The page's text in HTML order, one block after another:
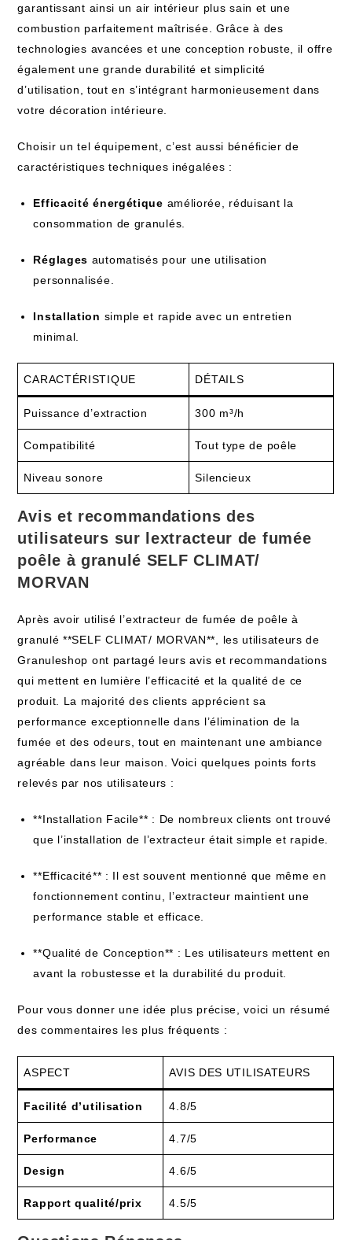
garantissant ainsi un air intérieur plus sain et une
combustion parfaitement maîtrisée. Grâce à des
technologies avancées et une conception robuste, il offre
également une grande durabilité et simplicité
d’utilisation, tout en s’intégrant harmonieusement dans
votre décoration intérieure.
Choisir un tel équipement, c’est aussi bénéficier de
caractéristiques techniques inégalées :
Efficacité énergétique améliorée, réduisant la
consommation de granulés.
Réglages automatisés pour une utilisation
personnalisée.
Installation simple et rapide avec un entretien
minimal.
CARACTÉRISTIQUE DÉTAILS
Puissance d’extraction 300 m³/h
Compatibilité Tout type de poêle
Niveau sonore Silencieux
Avis et recommandations des
utilisateurs sur lextracteur de fumée
poêle à granulé SELF CLIMAT/
MORVAN
Après avoir utilisé l’extracteur de fumée de poêle à
granulé **SELF CLIMAT/ MORVAN**, les utilisateurs de
Granuleshop ont partagé leurs avis et recommandations
qui mettent en lumière l’efficacité et la qualité de ce
produit. La majorité des clients apprécient sa
performance exceptionnelle dans l’élimination de la
fumée et des odeurs, tout en maintenant une ambiance
agréable dans leur maison. Voici quelques points forts
relevés par nos utilisateurs :
**Installation Facile** : De nombreux clients ont trouvé
que l’installation de l’extracteur était simple et rapide.
**Efficacité** : Il est souvent mentionné que même en
fonctionnement continu, l’extracteur maintient une
performance stable et efficace.
**Qualité de Conception** : Les utilisateurs mettent en
avant la robustesse et la durabilité du produit.
Pour vous donner une idée plus précise, voici un résumé
des commentaires les plus fréquents :
ASPECT AVIS DES UTILISATEURS
Facilité d’utilisation 4.8/5
Performance 4.7/5
Design 4.6/5
Rapport qualité/prix 4.5/5